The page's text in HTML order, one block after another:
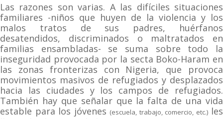
Las razones son varias. A las difíciles situaciones
familiares -niños que huyen de la violencia y los
malos tratos de sus padres, huérfanos
desatendidos, discriminados o maltratados en
familias ensambladas- se suma sobre todo la
inseguridad provocada por la secta Boko-Haram en
las zonas fronterizas con Nigeria, que provoca
movimientos masivos de refugiados y desplazados
hacia las ciudades y los campos de refugiados.
También hay que señalar que la falta de una vida
estable para los jóvenes (escuela, trabajo, comercio, etc.)les